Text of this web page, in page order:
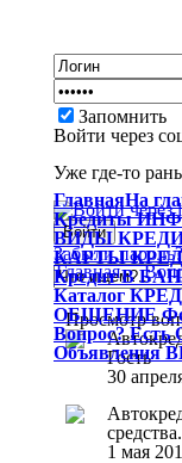
Запомнить
Войти через
Уже где-то
Забыли пароль?
ГлавнаяНа
Кредиты
ВИДЫ
КАРТЫ
КредитВ
Каталог
ОБЩЕНИЕ
Вопрос?Есть
Объявления
Главная
Просмотр
Гость
30
средства.
1 мая